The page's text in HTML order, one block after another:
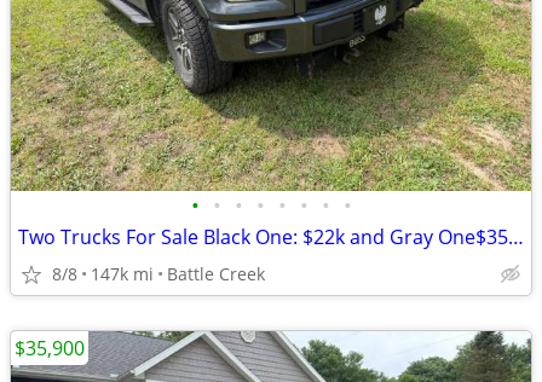
• • • • • • • •
Two Trucks For Sale Black One: $22k and Gray One$35k or both for $50k
8/8 147k mi Battle Creek
$35,900